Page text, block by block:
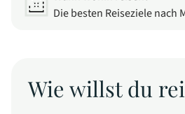
Die besten Reiseziele nach
Wie willst du